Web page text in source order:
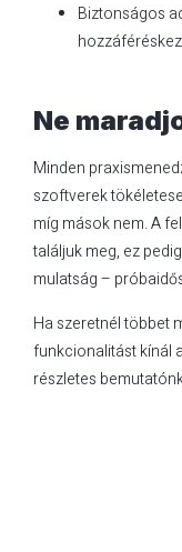
Biztonságos
Ne
Minden
szoftverek
míg mások nem. A
találjuk meg, ez
mulatság –
Ha szeretnél többet
funkcionalitást kínál
részletes